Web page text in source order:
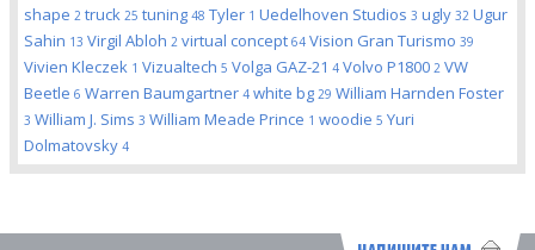
shape 2 truck 25 tuning 48 Tyler 1 Uedelhoven Studios 3 ugly 32 Ugur
Sahin 13 Virgil Abloh 2 virtual concept 64 Vision Gran Turismo 39
Vivien Kleczek 1 Vizualtech 5 Volga GAZ-21 4 Volvo P1800 2 VW
Beetle 6 Warren Baumgartner 4 white bg 29 William Harnden Foster
3 William J. Sims 3 William Meade Prince 1 woodie 5 Yuri
Dolmatovsky 4